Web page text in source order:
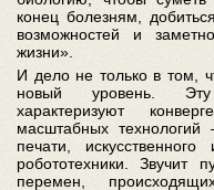
конец болезням,
возможностей и
жизни».
И дело не только в том,
новый уровень. Эту
характеризуют
масштабных
печати,
робототехники. Звучит
перемен,